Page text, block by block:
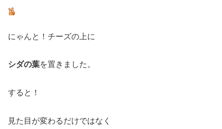
にゃんと！チーズの上に
シダの葉を置きました。
すると！
見た目が変わるだけではなく